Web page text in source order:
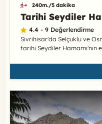
240m./5 dakika
Tarihi Seydiler
4.4 - 9 Değerlendirme
Sivrihisar'da Selçuklu ve
tarihi Seydiler Hamamı'nın